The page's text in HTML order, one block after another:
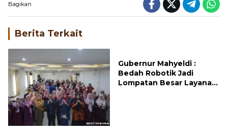
Bagikan
Berita Terkait
Gubernur Mahyeldi :
Bedah Robotik Jadi
Lompatan Besar Layanan